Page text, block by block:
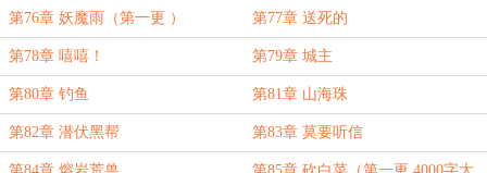
第76章 妖魔雨（第一更 ） 第77章 送死的
第78章 嘻嘻！ 第79章 城主
第80章 钓鱼 第81章 山海珠
第82章 潜伏黑帮 第83章 莫要听信